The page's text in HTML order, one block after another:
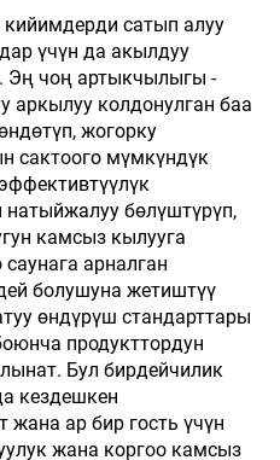
арналган, мейманхана
үчүн жана
авиакомпаниялар үчүн
шлепкилер
кийимдерди сатып алуу
үчүн да акылдуу
Эң чоң артыкчылыгы -
аркылуу колдонулган баа
жогорку
сактоого мүмкүндүк
бөлүштүрүп,
камсыз кылууга
арналган
болушуна жетиштүү
өндүрүш стандарттары
продукттордун
Бул бирдейчилик
кездешкен
жана ар бир гость үчүн
жана коргоо камсыз